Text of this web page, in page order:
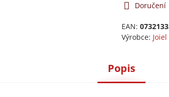
Doručení
EAN:
Výrobce: Joiel
Popis